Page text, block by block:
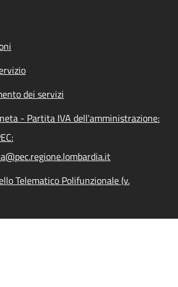
dei servizi
- Partita IVA dell'amministrazione:
Telematico Polifunzionale (v.